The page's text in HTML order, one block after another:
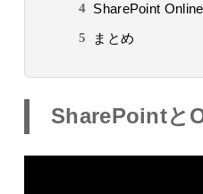
SharePoint
まとめ
SharePointと